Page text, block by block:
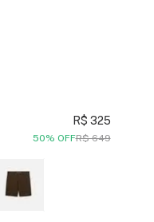
R$ 325
50% OFFR$ 649